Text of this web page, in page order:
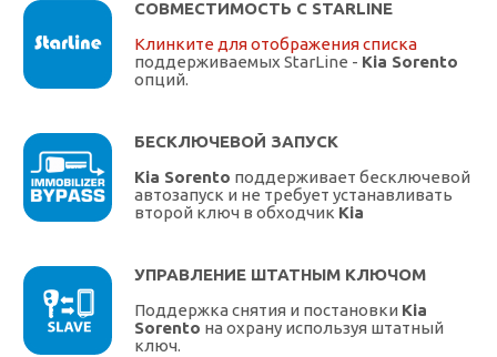
СОВМЕСТИМОСТЬ С STARLINE
Клинките для отображения списка
поддерживаемых StarLine - Kia Sorento
опций.
БЕСКЛЮЧЕВОЙ ЗАПУСК
Kia Sorento поддерживает бесключевой
автозапуск и не требует устанавливать
второй ключ в обходчик Kia
УПРАВЛЕНИЕ ШТАТНЫМ КЛЮЧОМ
Поддержка снятия и постановки Kia
Sorento на охрану используя штатный
ключ.